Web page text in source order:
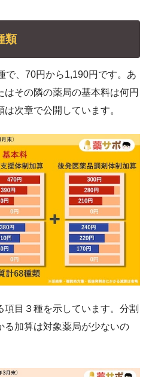
類
で、70円から1,190円です。あ
はその隣の薬局の基本料は何円
次章で公開しています。
目３種を示しています。分割
る加算は対象薬局が少ないの